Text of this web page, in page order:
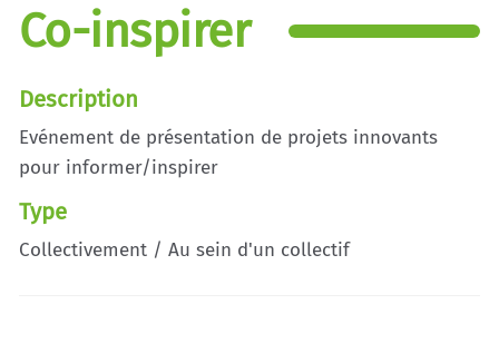
Co-inspirer
Description
Evénement de présentation de projets innovants
pour informer/inspirer
Type
Collectivement / Au sein d'un collectif